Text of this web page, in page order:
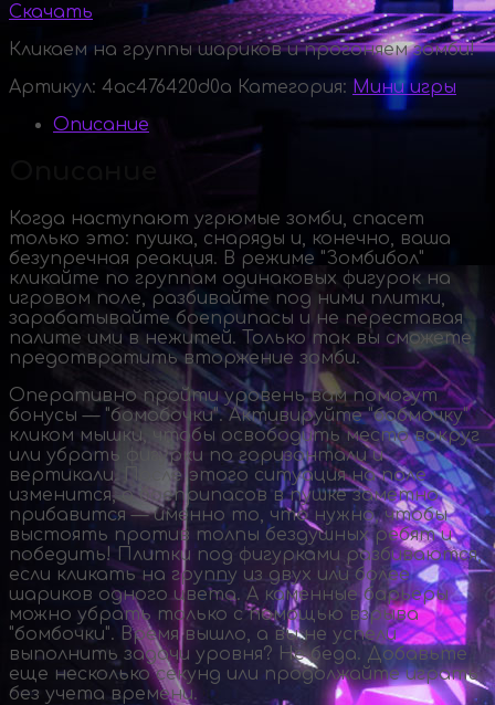
Скачать
Кликаем на группы шариков и прогоняем зомби!
Артикул: 4ac476420d0a Категория: Мини игры
Описание
Когда наступают угрюмые зомби, спасет
только это: пушка, снаряды и, конечно, ваша
безупречная реакция. В режиме "Зомбибол"
кликайте по группам одинаковых фигурок на
игровом поле, разбивайте под ними плитки,
зарабатывайте боеприпасы и не переставая
палите ими в нежитей. Только так вы сможете
предотвратить вторжение зомби.
Оперативно пройти уровень вам помогут
бонусы — "бомобочки". Активируйте "бобмочку"
кликом мышки, чтобы освободить место вокруг
или убрать фигурки по горизонтали и
вертикали. После этого ситуация на поле
изменится, а боеприпасов в пушке заметно
прибавится — именно то, что нужно, чтобы
выстоять против толпы бездушных ребят и
победить! Плитки под фигурками разбиваются,
если кликать на группу из двух или более
шариков одного цвета. А каменные барьеры
можно убрать только с помощью взрыва
"бомбочки". Время вышло, а вы не успели
выполнить задачи уровня? Не беда. Добавьте
еще несколько секунд или продолжайте играть
без учета времени.